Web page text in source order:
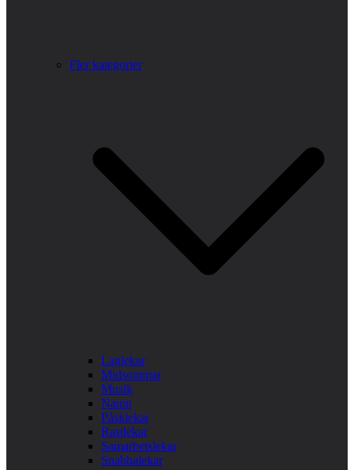
Fler kategorier
Laglekar
Midsommar
Musik
Namn
Påsklekar
Rastlekar
Samarbetslekar
Snabbalekar